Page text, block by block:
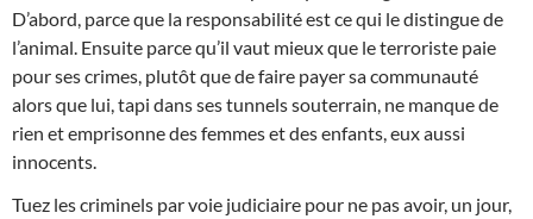
D’abord, parce que la responsabilité est ce qui le distingue de
l’animal. Ensuite parce qu’il vaut mieux que le terroriste paie
pour ses crimes, plutôt que de faire payer sa communauté
alors que lui, tapi dans ses tunnels souterrain, ne manque de
rien et emprisonne des femmes et des enfants, eux aussi
innocents.
Tuez les criminels par voie judiciaire pour ne pas avoir, un jour,